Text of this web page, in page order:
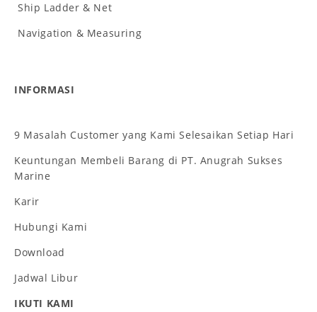
Ship Ladder & Net
Navigation & Measuring
INFORMASI
9 Masalah Customer yang Kami Selesaikan Setiap Hari
Keuntungan Membeli Barang di PT. Anugrah Sukses
Marine
Karir
Hubungi Kami
Download
Jadwal Libur
IKUTI KAMI